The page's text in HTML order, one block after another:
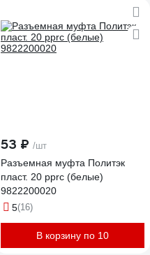
53 ₽ /шт
Разъемная муфта Политэк
пласт. 20 pprc (белые)
9822200020
5(16)
В корзину по 10